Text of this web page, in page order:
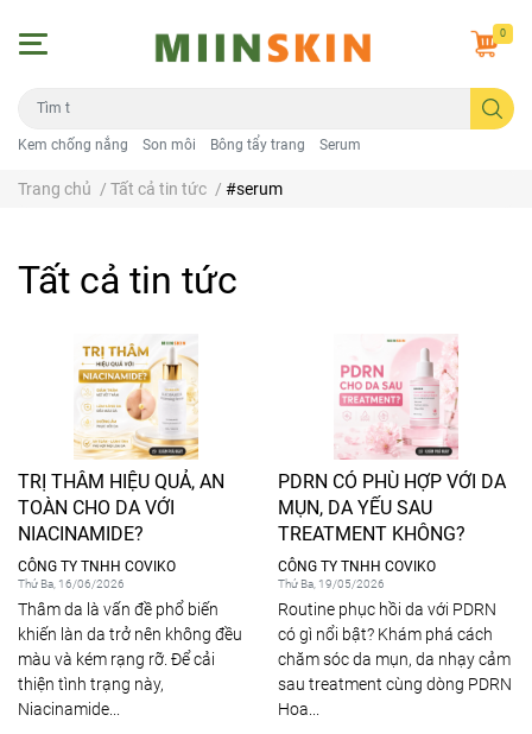
Kem chống nắng Son môi Bông tẩy trang Serum
0
Trang chủ / Tất cả tin tức / #serum
Tất cả tin tức
TRỊ THÂM HIỆU QUẢ, AN
TOÀN CHO DA VỚI
NIACINAMIDE?
CÔNG TY TNHH COVIKO
Thứ Ba, 16/06/2026
Thâm da là vấn đề phổ biến
khiến làn da trở nên không đều
màu và kém rạng rỡ. Để cải
thiện tình trạng này,
Niacinamide...
PDRN CÓ PHÙ HỢP VỚI DA
MỤN, DA YẾU SAU
TREATMENT KHÔNG?
CÔNG TY TNHH COVIKO
Thứ Ba, 19/05/2026
Routine phục hồi da với PDRN
có gì nổi bật? Khám phá cách
chăm sóc da mụn, da nhạy cảm
sau treatment cùng dòng PDRN
Hoa...